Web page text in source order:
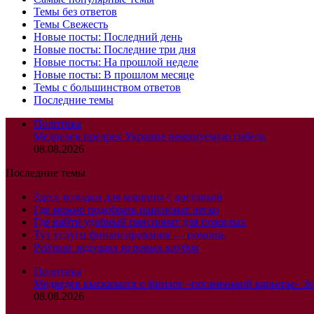
Темы без ответов
Темы Свежесть
Новые посты: Последний день
Новые посты: Последние три дня
Новые посты: На прошлой неделе
Новые посты: В прошлом месяце
Темы с большинством ответов
Последние темы
Политика
Медведев предрек Украине неминуемую гибель
08.08.2026
Последние темы
Здесь колодки для машины с доставкой
Где можно подобрать пансионат легко
Где найти удобный пансионат для пожилых
Тут услуги финансирования — помощь
Рейтинг ведущих игровых клубов
Политика
Медведев высказался о финале «поганенькой карьеры»
08.08.2026